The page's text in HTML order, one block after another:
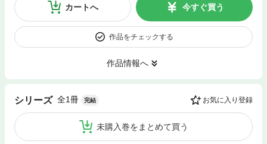
カートへ 今すぐ買う
作品をチェックする
作品情報へ
シリーズ 全1冊 完結 お気に入り登録
未購入巻をまとめて買う